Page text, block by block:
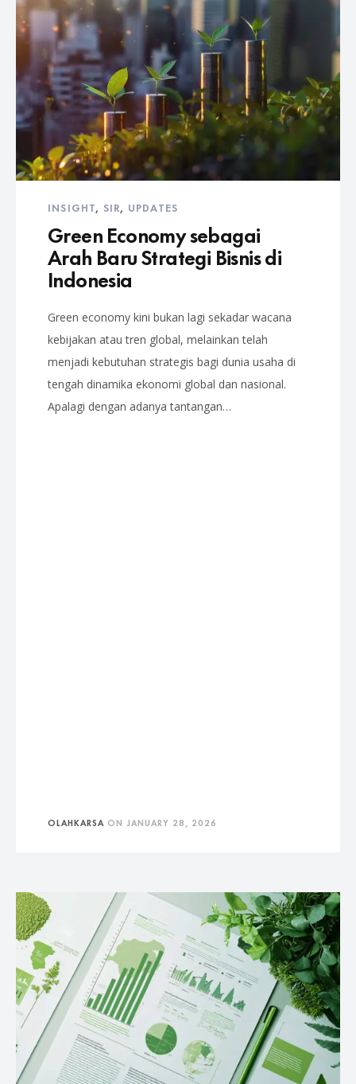
INSIGHT, SIR, UPDATES
Green Economy sebagai
Arah Baru Strategi Bisnis di
Indonesia
Green economy kini bukan lagi sekadar wacana
kebijakan atau tren global, melainkan telah
menjadi kebutuhan strategis bagi dunia usaha di
tengah dinamika ekonomi global dan nasional.
Apalagi dengan adanya tantangan…
OLAHKARSA ON JANUARY 28, 2026